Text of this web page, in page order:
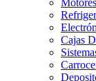
Motores
Cajas